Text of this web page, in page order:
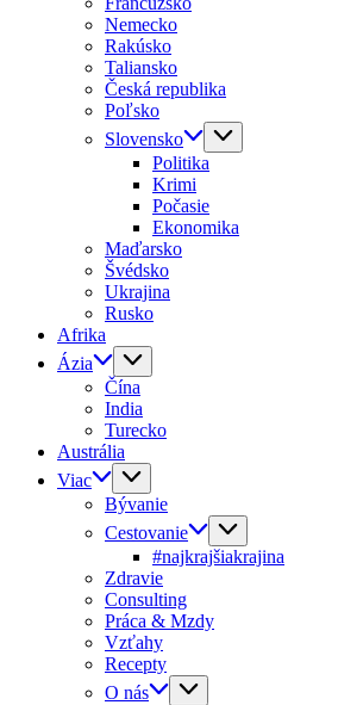
Nemecko
Rakúsko
Taliansko
Česká republika
Poľsko
Slovensko
Politika
Krimi
Počasie
Ekonomika
Maďarsko
Švédsko
Ukrajina
Rusko
Afrika
Ázia
Čína
India
Turecko
Austrália
Viac
Bývanie
Cestovanie
#najkrajšiakrajina
Zdravie
Consulting
Práca & Mzdy
Vzťahy
Recepty
O nás